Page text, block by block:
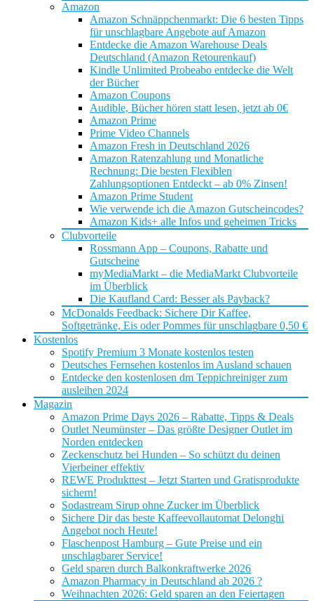
Amazon
Amazon Schnäppchenmarkt: Die 6 besten Tipps
für unschlagbare Angebote auf Amazon
Entdecke die Amazon Warehouse Deals
Deutschland (Amazon Retourenkauf)
Kindle Unlimited Probeabo entdecke die Welt
der Bücher
Amazon Coupons
Audible, Bücher hören statt lesen, jetzt ab 0€
Amazon Prime
Prime Video Channels
Amazon Fresh in Deutschland 2026
Amazon Ratenzahlung und Monatliche
Rechnung: Die besten Flexiblen
Zahlungsoptionen Entdeckt – ab 0% Zinsen!
Amazon Prime Student
Wie verwende ich die Amazon Gutscheincodes?
Amazon Kids+ alle Infos und geheimen Tricks
Clubvorteile
Rossmann App – Coupons, Rabatte und
Gutscheine
myMediaMarkt – die MediaMarkt Clubvorteile
im Überblick
Die Kaufland Card: Besser als Payback?
McDonalds Feedback: Sichere Dir Kaffee,
Softgetränke, Eis oder Pommes für unschlagbare 0,50 €
Kostenlos
Spotify Premium 3 Monate kostenlos testen
Deutsches Fernsehen kostenlos im Ausland schauen
Entdecke den kostenlosen dm Teppichreiniger zum
ausleihen 2024
Magazin
Amazon Prime Days 2026 – Rabatte, Tipps & Deals
Outlet Neumünster – Das größte Designer Outlet im
Norden entdecken
Zeckenschutz bei Hunden – So schützt du deinen
Vierbeiner effektiv
REWE Produkttest – Jetzt Starten und Gratisprodukte
sichern!
Sodastream Sirup ohne Zucker im Überblick
Sichere Dir das beste Kaffeevollautomat Delonghi
Angebot noch Heute!
Flaschenpost Hamburg – Gute Preise und ein
unschlagbarer Service!
Geld sparen durch Balkonkraftwerke 2026
Amazon Pharmacy in Deutschland ab 2026 ?
Weihnachten 2026: Geld sparen an den Feiertagen